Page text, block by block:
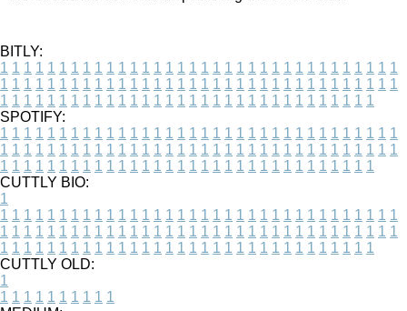
BITLY:
1 1 1 1 1 1 1 1 1 1 1 1 1 1 1 1 1 1 1 1 1 1 1 1 1 1 1 1 1 1 1 1 1 1
1 1 1 1 1 1 1 1 1 1 1 1 1 1 1 1 1 1 1 1 1 1 1 1 1 1 1 1 1 1 1 1 1 1
1 1 1 1 1 1 1 1 1 1 1 1 1 1 1 1 1 1 1 1 1 1 1 1 1 1 1 1 1 1 1 1
SPOTIFY:
1 1 1 1 1 1 1 1 1 1 1 1 1 1 1 1 1 1 1 1 1 1 1 1 1 1 1 1 1 1 1 1 1 1
1 1 1 1 1 1 1 1 1 1 1 1 1 1 1 1 1 1 1 1 1 1 1 1 1 1 1 1 1 1 1 1 1 1
1 1 1 1 1 1 1 1 1 1 1 1 1 1 1 1 1 1 1 1 1 1 1 1 1 1 1 1 1 1 1 1
CUTTLY BIO:
1
1 1 1 1 1 1 1 1 1 1 1 1 1 1 1 1 1 1 1 1 1 1 1 1 1 1 1 1 1 1 1 1 1 1
1 1 1 1 1 1 1 1 1 1 1 1 1 1 1 1 1 1 1 1 1 1 1 1 1 1 1 1 1 1 1 1 1 1
1 1 1 1 1 1 1 1 1 1 1 1 1 1 1 1 1 1 1 1 1 1 1 1 1 1 1 1 1 1 1 1
CUTTLY OLD:
1
1 1 1 1 1 1 1 1 1 1